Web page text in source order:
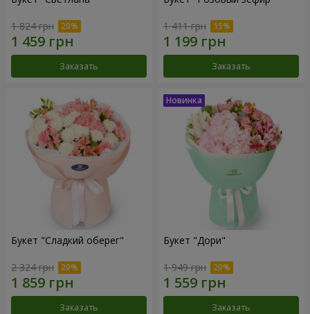
1 824 грн
Заказать
1 411 грн
Заказать
Букет "Сладкий оберег"
2 324 грн
Заказать
Букет "Дори"
1 949 грн
Заказать